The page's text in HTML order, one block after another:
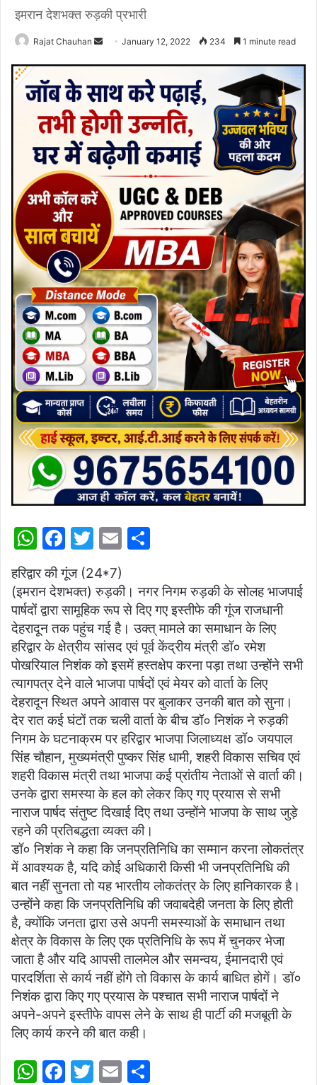
इमरान देशभक्त रुड़की प्रभारी
Rajat Chauhan
Send January 12, 2022 234 1 minute read
W
at
s
A
p
p
F
a
c
e
b
o
o
k
T
itt
er
E
ai
l
ar
e
हरिद्वार की गूंज (24*7)
(इमरान देशभक्त) रुड़की। नगर निगम रुड़की के सोलह भाजपाई
पार्षदों द्वारा सामूहिक रूप से दिए गए इस्तीफे की गूंज राजधानी
देहरादून तक पहुंच गई है। उक्त् मामले का समाधान के लिए
हरिद्वार के क्षेत्रीय सांसद एवं पूर्व केंद्रीय मंत्री डॉ० रमेश
पोखरियाल निशंक को इसमें हस्तक्षेप करना पड़ा तथा उन्होंने सभी
त्यागपत्र देने वाले भाजपा पार्षदों एवं मेयर को वार्ता के लिए
देहरादून स्थित अपने आवास पर बुलाकर उनकी बात को सुना।
देर रात कई घंटों तक चली वार्ता के बीच डॉ० निशंक ने रुड़की
निगम के घटनाक्रम पर हरिद्वार भाजपा जिलाध्यक्ष डॉ० जयपाल
सिंह चौहान, मुख्यमंत्री पुष्कर सिंह धामी, शहरी विकास सचिव एवं
शहरी विकास मंत्री तथा भाजपा कई प्रांतीय नेताओं से वार्ता की।
उनके द्वारा समस्या के हल को लेकर किए गए प्रयास से सभी
नाराज पार्षद संतुष्ट दिखाई दिए तथा उन्होंने भाजपा के साथ जुड़े
रहने की प्रतिबद्धता व्यक्त की।
डॉ० निशंक ने कहा कि जनप्रतिनिधि का सम्मान करना लोकतंत्र
में आवश्यक है, यदि कोई अधिकारी किसी भी जनप्रतिनिधि की
बात नहीं सुनता तो यह भारतीय लोकतंत्र के लिए हानिकारक है।
उन्होंने कहा कि जनप्रतिनिधि की जवाबदेही जनता के लिए होती
है, क्योंकि जनता द्वारा उसे अपनी समस्याओं के समाधान तथा
क्षेत्र के विकास के लिए एक प्रतिनिधि के रूप में चुनकर भेजा
जाता है और यदि आपसी तालमेल और समन्वय, ईमानदारी एवं
पारदर्शिता से कार्य नहीं होंगे तो विकास के कार्य बाधित होगें। डॉ०
निशंक द्वारा किए गए प्रयास के पश्चात सभी नाराज पार्षदों ने
अपने-अपने इस्तीफे वापस लेने के साथ ही पार्टी की मजबूती के
लिए कार्य करने की बात कही।
W F
T
E